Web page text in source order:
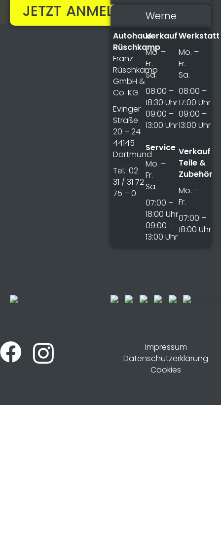
JETZT ANMELDEN!
Werne
Autohaus
Rüschkamp
Franz
Rüschkamp
GmbH &
Co. KG
Evinger
Straße
20 – 24
44145
Dortmund
Tel.: 02
31 / 31 72
75 – 0
Verkauf
Mo. –
Fr.
Sa.
08:00 –
18:30 Uhr
09:00 –
13:00 Uhr
Service
Mo. –
Fr.
Sa.
07:00 –
18:00 Uhr
09:00 –
13:00 Uhr
Werkstatt
Mo. –
Fr.
Sa.
08:00 –
17:00 Uhr
09:00 –
13:00 Uhr
Verkauf
Teile &
Zubehör
Mo. –
Fr.
07:00 –
18:00 Uhr
Impressum
Datenschutzerklärung
Cookies